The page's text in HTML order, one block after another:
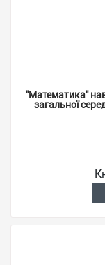
"Математика"
загальної